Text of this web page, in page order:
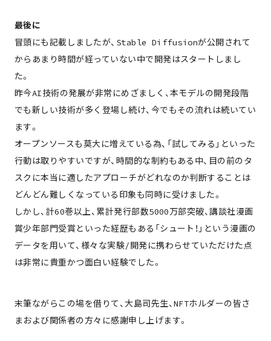
最後に
冒頭にも記載しましたが、Stable Diffusionが公開されて
からあまり時間が経っていない中で開発はスタートしまし
た。
昨今AI技術の発展が非常にめざましく、本モデルの開発段階
でも新しい技術が多く登場し続け、今でもその流れは続いてい
ます。
オープンソースも莫大に増えている為、「試してみる」といった
行動は取りやすいですが、時間的な制約もある中、目の前のタ
スクに本当に適したアプローチがどれなのか判断することは
どんどん難しくなっている印象も同時に受けました。
しかし、計60巻以上、累計発行部数5000万部突破、講談社漫画
賞少年部門受賞といった経歴もある「シュート！」という漫画の
データを用いて、様々な実験/開発に携わらせていただけた点
は非常に貴重かつ面白い経験でした。
末筆ながらこの場を借りて、大島司先生、NFTホルダーの皆さ
まおよび関係者の方々に感謝申し上げます。